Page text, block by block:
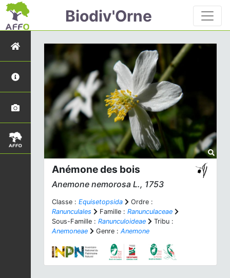
Biodiv'Orne
Anémone des bois
Anemone nemorosa L., 1753
Classe : Equisetopsida
Ordre :
Ranunculales
Famille : Ranunculaceae
Sous-Famille : Ranunculoideae
Tribu :
Anemoneae
Genre : Anemone